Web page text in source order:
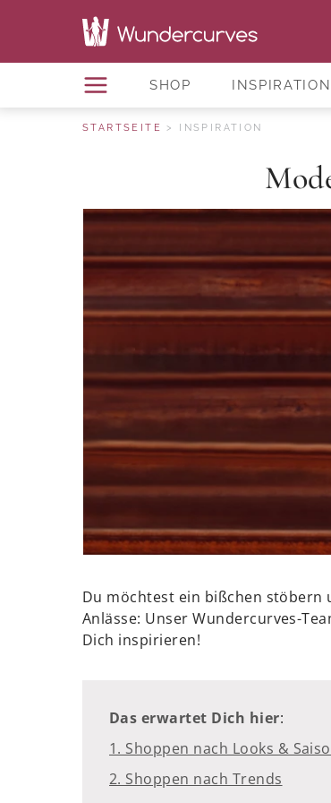
SHOP INSPIRATION
STARTSEITE INSPIRATION
Du möchtest ein bißchen stöbern
Anlässe: Unser Wundercurves-
Dich inspirieren!
Das erwartet Dich hier:
1. Shoppen nach Looks &
2. Shoppen nach Trends